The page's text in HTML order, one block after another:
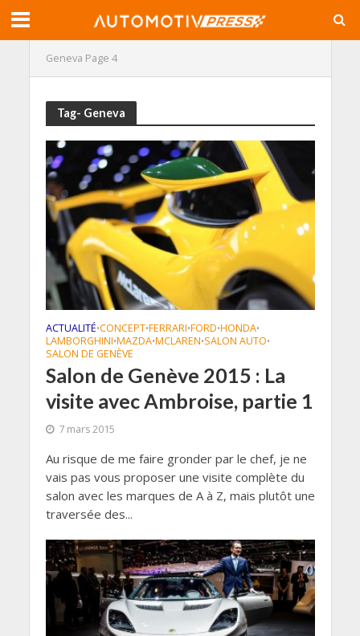
Geneva Page 4
Tag- Geneva
ACTUALITÉ•CONCEPT•FERRARI•FORD•HONDA•
LAMBORGHINI•MAZDA•MCLAREN•SALON AUTO•
SALON DE GENÈVE
Salon de Genève 2015 : La
visite avec Ambroise, partie 1
7 mars 2015
Au risque de me faire gronder par le chef, je ne
vais pas vous proposer une visite complète du
salon avec les marques de A à Z, mais plutôt une
traversée des...